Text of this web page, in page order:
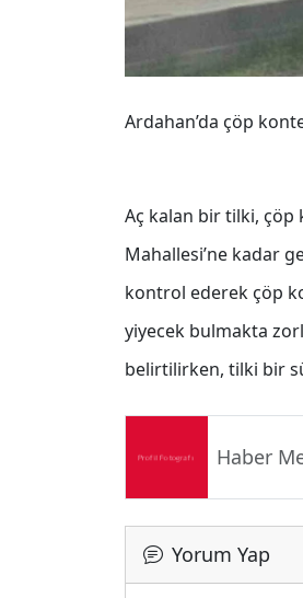
Ardahan’da çöp
Aç kalan bir tilki, çöp
Mahallesi’ne kadar
kontrol ederek çöp
yiyecek bulmakta
belirtilirken, tilki bir
Haber
Yorum Yap